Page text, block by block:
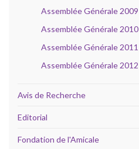
Assemblée Générale 2009
Assemblée Générale 2010
Assemblée Générale 2011
Assemblée Générale 2012
Avis de Recherche
Editorial
Fondation de l'Amicale